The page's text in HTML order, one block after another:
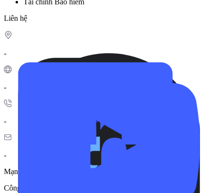
Tài chính Bảo hiểm
Liên hệ
-
-
-
-
Mạng xã hội
Công ty chưa cập nhật thông tin.